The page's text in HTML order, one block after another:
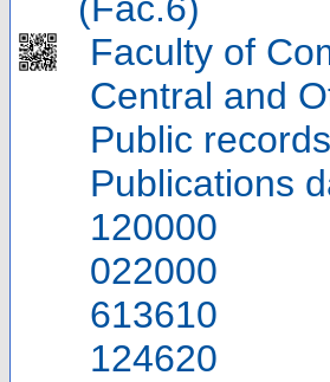
(Fac.6)
Faculty of
Central and
Public records
Publications
120000
022000
613610
124620